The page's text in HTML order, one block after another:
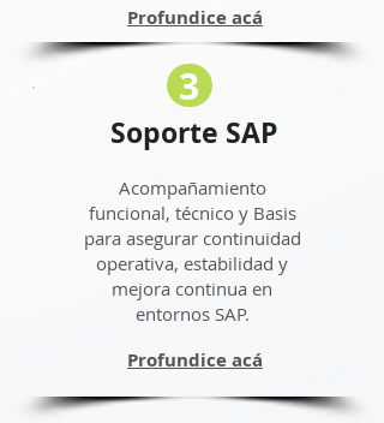
Profundice acá
3
Soporte SAP
Acompañamiento
funcional, técnico y Basis
para asegurar continuidad
operativa, estabilidad y
mejora continua en
entornos SAP.
Profundice acá